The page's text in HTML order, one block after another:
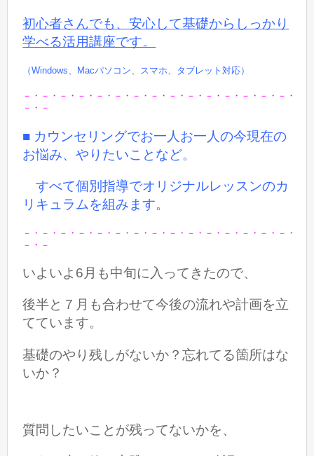
初心者さんでも、安心して基礎からしっかり
学べる活用講座です。
（Windows、Macパソコン、スマホ、タブレット対応）
－・－・－・－・－・－・－・－・－・－・－・－・－・－・－・
－・－
■ カウンセリングでお一人お一人の今現在の
お悩み、やりたいことなど。
すべて個別指導でオリジナルレッスンのカ
リキュラムを組みます。
－・－・－・－・－・－・－・－・－・－・－・－・－・－・－・
－・－
いよいよ6月も中旬に入ってきたので、
後半と７月も合わせて今後の流れや計画を立
てています。
基礎のやり残しがないか？忘れてる箇所はな
いか？
質問したいことが残ってないかを、